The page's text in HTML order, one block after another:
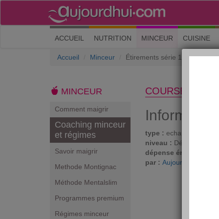
ACCUEIL (current)
NUTRITION MINCEUR CUISINE
Accueil Minceur Étirements série 1
MINCEUR
Comment maigrir
Coaching minceur
et régimes
Savoir maigrir
Methode Montignac
Méthode Mentalslim
Programmes premium
Régimes minceur
COURSE À
type : echauffements
niveau : Débutant
dépense énergétique
par : Aujourdhui.com